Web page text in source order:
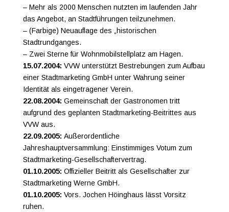
– Mehr als 2000 Menschen nutzten im laufenden Jahr
das Angebot, an Stadtführungen teilzunehmen.
– (Farbige) Neuauflage des „historischen
Stadtrundganges.
– Zwei Sterne für Wohnmobilstellplatz am Hagen.
15.07.2004: VVW unterstützt Bestrebungen zum Aufbau
einer Stadtmarketing GmbH unter Wahrung seiner
Identität als eingetragener Verein.
22.08.2004: Gemeinschaft der Gastronomen tritt
aufgrund des geplanten Stadtmarketing-Beitrittes aus
VVW aus.
22.09.2005: Außerordentliche
Jahreshauptversammlung: Einstimmiges Votum zum
Stadtmarketing-Gesellschaftervertrag.
01.10.2005: Offizieller Beitritt als Gesellschafter zur
Stadtmarketing Werne GmbH.
01.10.2005: Vors. Jochen Höinghaus lässt Vorsitz
ruhen.